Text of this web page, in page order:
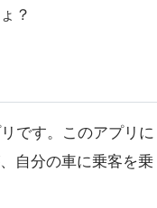
？
です。このアプリに
自分の車に乗客を乗